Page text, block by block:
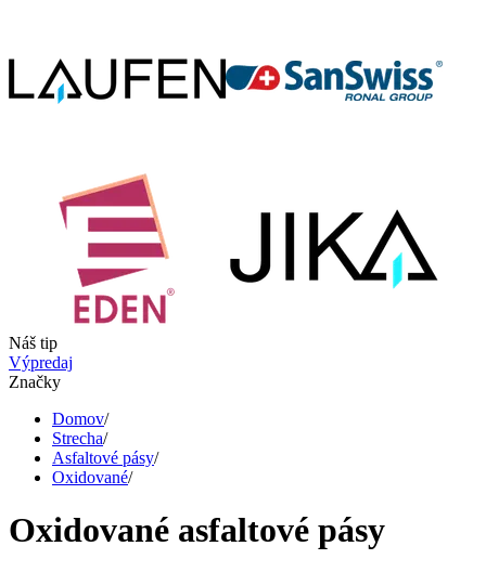
Náš tip
Výpredaj
Značky
Domov/
Strecha/
Asfaltové pásy/
Oxidované/
Oxidované asfaltové pásy